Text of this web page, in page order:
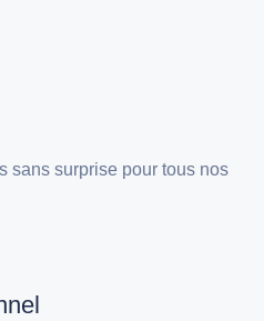
sans surprise pour tous nos